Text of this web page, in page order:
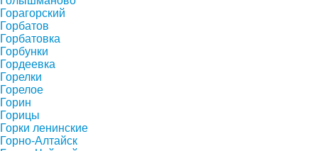
Горагорский
Горбатов
Горбатовка
Горбунки
Гордеевка
Горелки
Горелое
Горин
Горицы
Горки ленинские
Горно-Алтайск